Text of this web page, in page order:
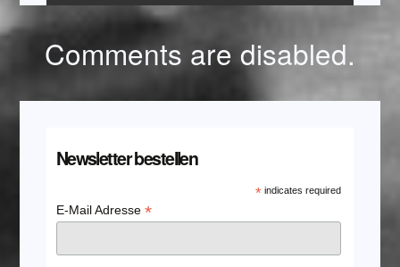
Comments are disabled.
Newsletter bestellen
* indicates required
E-Mail Adresse *